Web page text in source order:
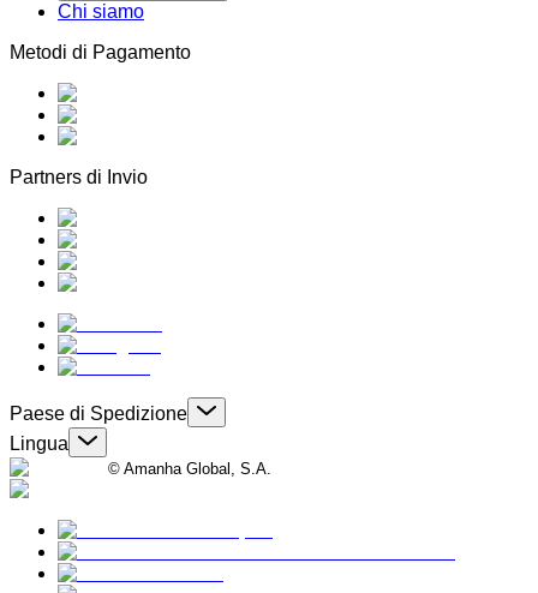
Chi siamo
Metodi di Pagamento
Partners di Invio
Paese di Spedizione
Lingua
© Amanha Global, S.A.